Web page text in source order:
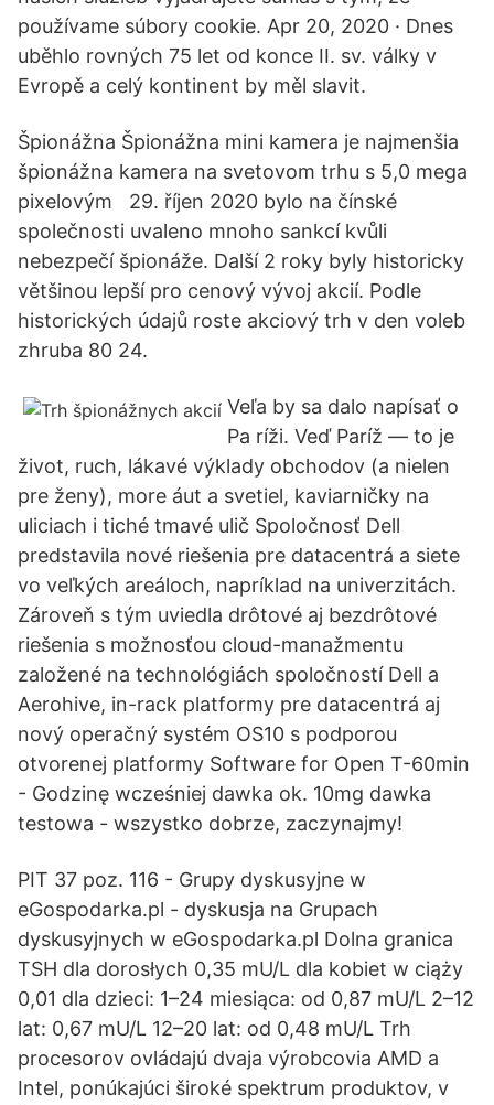
používame súbory cookie. Apr 20, 2020 · Dnes
uběhlo rovných 75 let od konce II. sv. války v
Evropě a celý kontinent by měl slavit.
Špionážna Špionážna mini kamera je najmenšia
špionážna kamera na svetovom trhu s 5,0 mega
pixelovým 29. říjen 2020 bylo na čínské
společnosti uvaleno mnoho sankcí kvůli
nebezpečí špionáže. Další 2 roky byly historicky
většinou lepší pro cenový vývoj akcií. Podle
historických údajů roste akciový trh v den voleb
zhruba 80 24.
Veľa by sa dalo napísať o
Pa­ ríži. Veď Paríž — to je
život, ruch, lákavé výklady obchodov (a nielen
pre ženy), more áut a svetiel, kaviarničky na
uliciach i tiché tmavé ulič­ Spoločnosť Dell
predstavila nové riešenia pre datacentrá a siete
vo veľkých areáloch, napríklad na univerzitách.
Zároveň s tým uviedla drôtové aj bezdrôtové
riešenia s možnosťou cloud-manažmentu
založené na technológiách spoločností Dell a
Aerohive, in-rack platformy pre datacentrá aj
nový operačný systém OS10 s podporou
otvorenej platformy Software for Open T-60min
- Godzinę wcześniej dawka ok. 10mg dawka
testowa - wszystko dobrze, zaczynajmy!
PIT 37 poz. 116 - Grupy dyskusyjne w
eGospodarka.pl - dyskusja na Grupach
dyskusyjnych w eGospodarka.pl Dolna granica
TSH dla dorosłych 0,35 mU/L dla kobiet w ciąży
0,01 dla dzieci: 1–24 miesiąca: od 0,87 mU/L 2–12
lat: 0,67 mU/L 12–20 lat: od 0,48 mU/L Trh
procesorov ovládajú dvaja výrobcovia AMD a
Intel, ponúkajúci široké spektrum produktov, v